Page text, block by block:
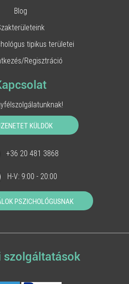
Blog
tipikus területei
Regisztráció
KÜLDÖK
+36 20 481 3868
H-V: 9:00 - 20:00
PSZICHOLÓGUSNAK
szolgáltatások